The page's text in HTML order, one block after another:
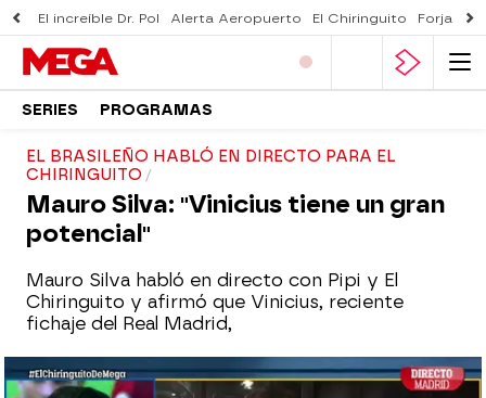
El increíble Dr. Pol Alerta Aeropuerto El Chiringuito Forjado
SERIES PROGRAMAS
EL BRASILEÑO HABLÓ EN DIRECTO PARA EL
CHIRINGUITO
Mauro Silva: "Vinicius tiene un gran
potencial"
Mauro Silva habló en directo con Pipi y El
Chiringuito y afirmó que Vinicius, reciente
fichaje del Real Madrid,